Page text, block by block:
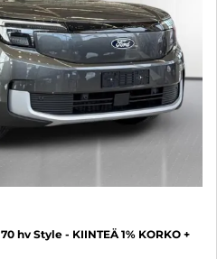
hv Style - KIINTEÄ 1% KORKO +